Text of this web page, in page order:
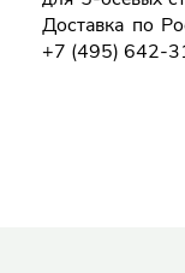
Доставка по
+7 (495) 642-